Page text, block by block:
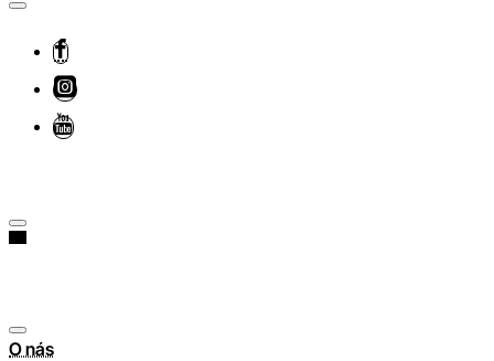
O nás